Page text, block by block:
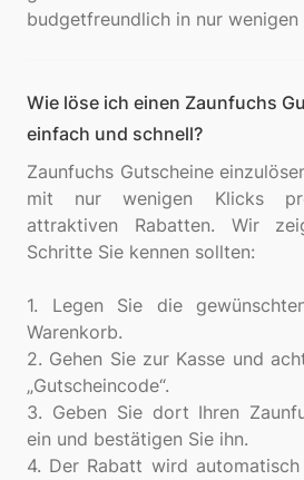
Wie löse ich einen Zaunfuchs
einfach und schnell?
Zaunfuchs Gutscheine
mit nur wenigen Klicks
attraktiven Rabatten. Wir
Schritte Sie kennen sollten:
1. Legen Sie die
Warenkorb.
2. Gehen Sie zur Kasse und
„Gutscheincode“.
3. Geben Sie dort Ihren
ein und bestätigen Sie ihn.
4. Der Rabatt wird